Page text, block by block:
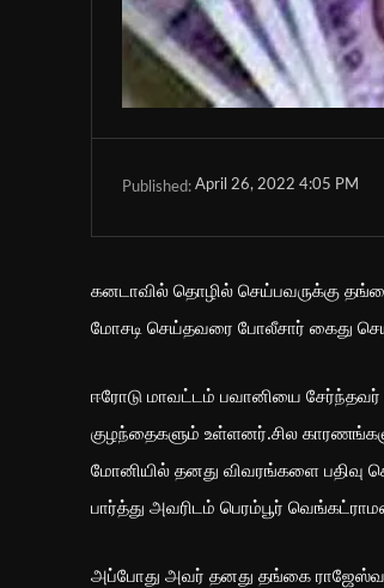
Published: April 26, 2022 4:05 PM
கனடாவில் தொழில் செய்பவருக்கு
மோசடி செய்தவரை போலீசார் கைது
ஈரோடு மாவட்டம் பவானியை சேர்ந்தவர்
குழந்தைகளும் உள்ளனர்.சில
மோனியில் தனது விவரங்களை பதிவு
பார்த்து அவரிடம் பெரம்பூர்
அப்போது அவர் தனது தங்கை